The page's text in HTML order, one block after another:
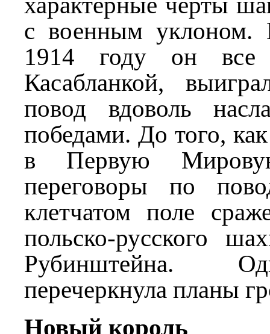
с военным уклоном.
1914 году он
Касабланкой,
повод вдоволь
победами. До того,
в Первую
переговоры по
клетчатом поле
польско-русского
Рубинштейна.
перечеркнула планы
Новый король